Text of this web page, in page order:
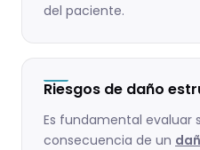
del paciente.
Riesgos de daño
Es fundamental evaluar
consecuencia de un